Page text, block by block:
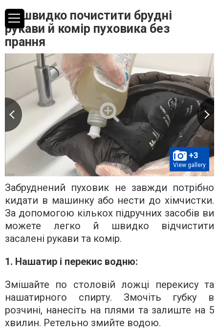
Як швидко почистити брудні
рукави й комір пуховика без
прання
+3
View gallery
Забруднений пуховик не завжди потрібно
кидати в машинку або нести до хімчистки.
За допомогою кількох підручних засобів ви
можете легко й швидко відчистити
засалені рукави та комір.
1. Нашатир і перекис водню:
Змішайте по столовій ложці перекису та
нашатирного спирту. Змочіть губку в
розчині, нанесіть на плями та залиште на 5
хвилин. Ретельно змийте водою.